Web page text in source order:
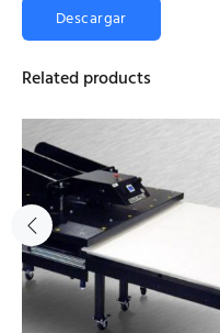
Descargar
Related products